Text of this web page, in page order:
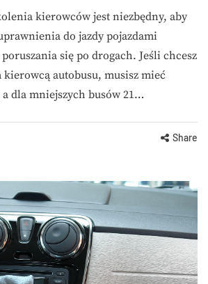
kierowców jest niezbędny, aby
do jazdy pojazdami
się po drogach. Jeśli chcesz
kierowcą autobusu, musisz mieć
dla mniejszych busów 21…
Share